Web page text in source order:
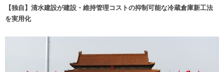
【独自】清水建設が建設・維持管理コストの抑制可能な冷蔵倉庫新工法
を実用化